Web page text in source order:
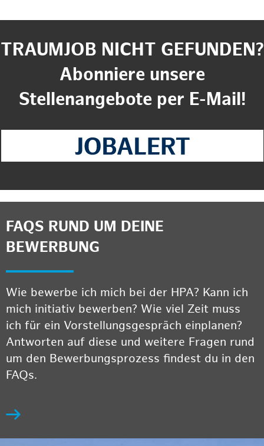
TRAUMJOB NICHT GEFUNDEN?
Abonniere unsere
Stellenangebote per E-Mail!
FAQS RUND UM DEINE
BEWERBUNG
Wie bewerbe ich mich bei der HPA? Kann ich
mich initiativ bewerben? Wie viel Zeit muss
ich für ein Vorstellungsgespräch einplanen?
Antworten auf diese und weitere Fragen rund
um den Bewerbungsprozess findest du in den
FAQs.